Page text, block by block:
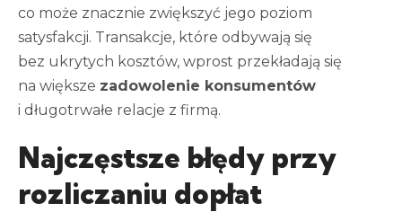
co może znacznie zwiększyć jego poziom
satysfakcji. Transakcje, które odbywają się
bez ukrytych kosztów, wprost przekładają się
na większe zadowolenie konsumentów
i długotrwałe relacje z firmą.
Najczęstsze błędy przy
rozliczaniu dopłat